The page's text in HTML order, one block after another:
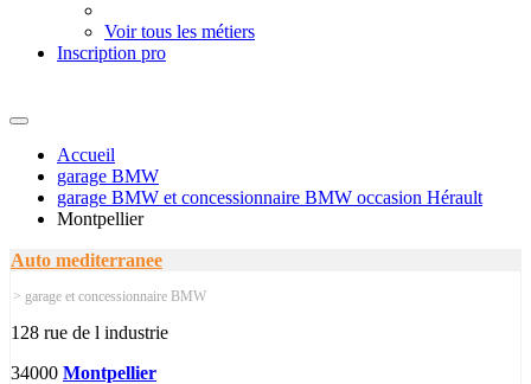
Voir tous les métiers
Inscription pro
Accueil
garage BMW
garage BMW et concessionnaire BMW occasion Hérault
Montpellier
Auto mediterranee
> garage et concessionnaire BMW
128 rue de l industrie
34000 Montpellier